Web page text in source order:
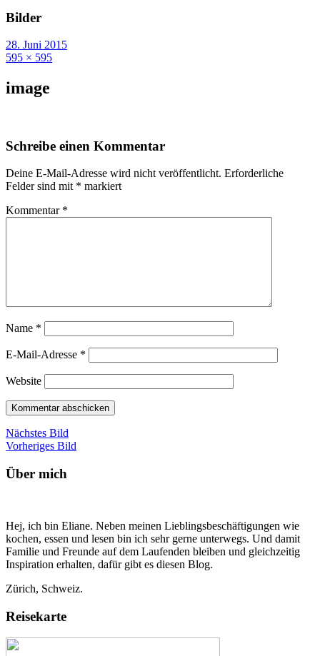
Bilder
28. Juni 2015
595 × 595
image
Schreibe einen Kommentar
Deine E-Mail-Adresse wird nicht veröffentlicht. Erforderliche
Felder sind mit * markiert
Kommentar *
Name *
E-Mail-Adresse *
Website
Nächstes Bild
Vorheriges Bild
Über mich
Hej, ich bin Eliane. Neben meinen Lieblingsbeschäftigungen wie
kochen, essen und lesen bin ich sehr gerne unterwegs. Und damit
Familie und Freunde auf dem Laufenden bleiben und gleichzeitig
Inspiration erhalten, dafür gibt es diesen Blog.
Zürich, Schweiz.
Reisekarte